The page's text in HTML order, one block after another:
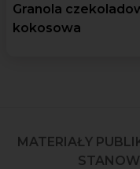
Granola
kokosowa
MATERIAŁY